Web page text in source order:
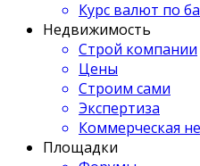
Курс валют по
Недвижимость
Строй компании
Цены
Строим сами
Экспертиза
Коммерческая
Площадки